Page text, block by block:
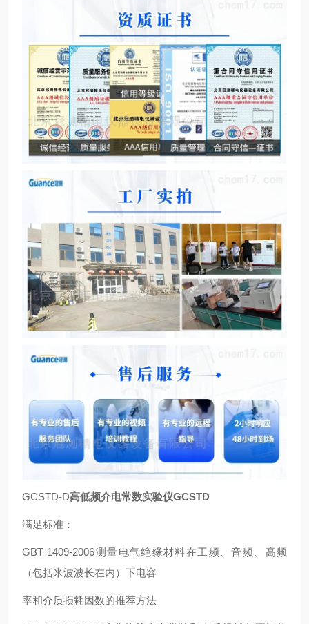
GCSTD-D高低频介电常数实验仪GCSTD
满足标准：
GBT 1409-2006测量电气绝缘材料在工频、音频、高频
（包括米波波长在内）下电容
率和介质损耗因数的推荐方法